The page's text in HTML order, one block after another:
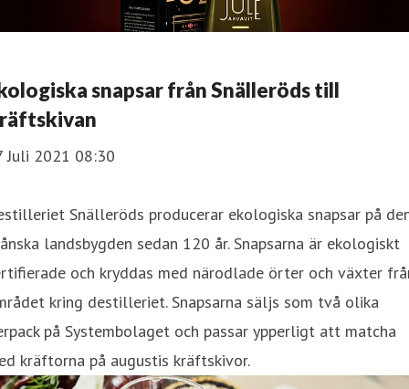
snapsar från Snälleröds till
Juli 2021 08:30
Snälleröds producerar ekologiska snapsar på
landsbygden sedan 120 år. Snapsarna är ekologiskt
och kryddas med närodlade örter och växter
kring destilleriet. Snapsarna säljs som två olika
på Systembolaget och passar ypperligt att matcha
kräftorna på augustis kräftskivor.